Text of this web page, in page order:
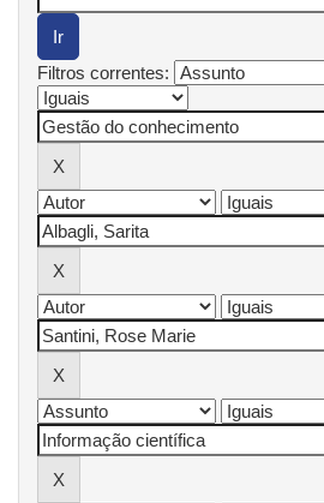
Filtros correntes: